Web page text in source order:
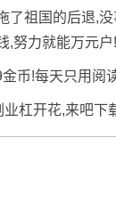
了祖国的后退,
,努力就能万元户!
币!每天只用
业杠开花,来吧